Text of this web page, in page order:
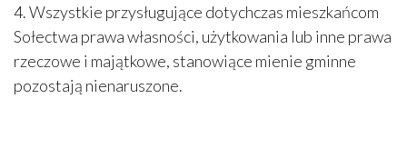
4. Wszystkie przysługujące dotychczas mieszkańcom
Sołectwa prawa własności, użytkowania lub inne prawa
rzeczowe i majątkowe, stanowiące mienie gminne
pozostają nienaruszone.